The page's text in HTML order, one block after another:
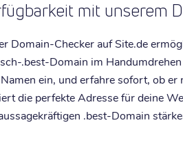
mit unserem
Domain-Checker auf Site.de
.best-Domain im
ein, und erfahre sofort, ob er
die perfekte Adresse für deine
.best-Domain